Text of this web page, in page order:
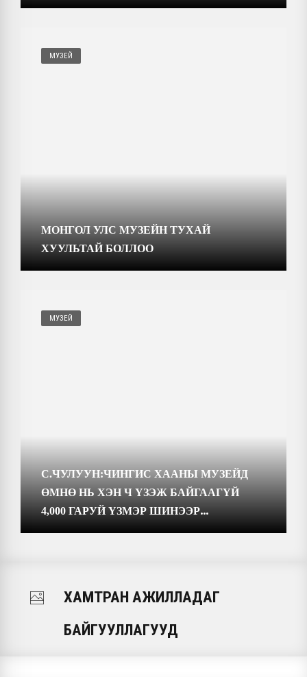
МУЗЕЙ
МОНГОЛ УЛС МУЗЕЙН ТУХАЙ
ХУУЛЬТАЙ БОЛЛОО
МУЗЕЙ
С.ЧУЛУУН:ЧИНГИС ХААНЫ МУЗЕЙД
ӨМНӨ НЬ ХЭН Ч ҮЗЭЖ БАЙГААГҮЙ
4,000 ГАРУЙ ҮЗМЭР ШИНЭЭР
ХАМТРАН АЖИЛЛАДАГ
БАЙГУУЛЛАГУУД